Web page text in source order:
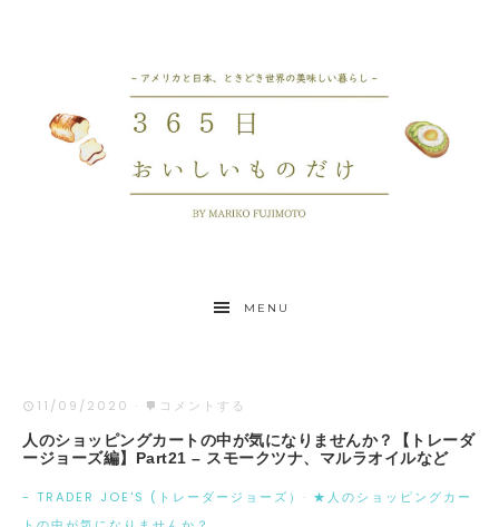
MENU
11/09/2020 ·
コメントする
人のショッピングカートの中が気になりませんか？【トレーダ
ージョーズ編】Part21 – スモークツナ、マルラオイルなど
- TRADER JOE'S (トレーダージョーズ） · ★人のショッピングカー